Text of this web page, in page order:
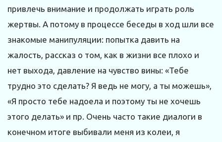
привлечь внимание и продолжать играть роль
жертвы. А потому в процессе беседы в ход шли все
знакомые манипуляции: попытка давить на
жалость, рассказ о том, как в жизни все плохо и
нет выхода, давление на чувство вины: «Тебе
трудно это сделать? Я ведь не могу, а ты можешь»,
«Я просто тебе надоела и поэтому ты не хочешь
этого делать» и пр. Очень часто такие диалоги в
конечном итоге выбивали меня из колеи, я